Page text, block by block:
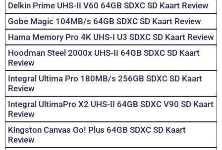
Delkin Prime UHS-II V60 64GB SDXC SD Kaart Review
Gobe Magic 104MB/s 64GB SDXC SD Kaart Review
Hama Memory Pro 4K UHS-I U3 SDXC SD Kaart Review
Hoodman Steel 2000x UHS-II 64GB SDXC SD Kaart
Review
Integral Ultima Pro 180MB/s 256GB SDXC SD Kaart
Review
Integral UltimaPro X2 UHS-II 64GB SDXC V90 SD Kaart
Review
Kingston Canvas Go! Plus 64GB SDXC SD Kaart
Review